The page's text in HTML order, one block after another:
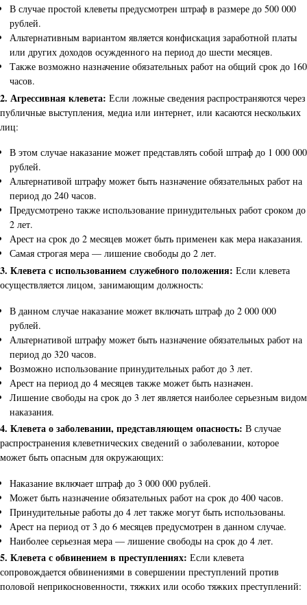
В случае простой клеветы предусмотрен штраф в размере до 500 000
рублей.
Альтернативным вариантом является конфискация заработной платы
или других доходов осужденного на период до шести месяцев.
Также возможно назначение обязательных работ на общий срок до 160
часов.
2. Агрессивная клевета: Если ложные сведения распространяются через
публичные выступления, медиа или интернет, или касаются нескольких
лиц:
В этом случае наказание может представлять собой штраф до 1 000 000
рублей.
Альтернативой штрафу может быть назначение обязательных работ на
период до 240 часов.
Предусмотрено также использование принудительных работ сроком до
2 лет.
Арест на срок до 2 месяцев может быть применен как мера наказания.
Самая строгая мера — лишение свободы до 2 лет.
3. Клевета с использованием служебного положения: Если клевета
осуществляется лицом, занимающим должность:
В данном случае наказание может включать штраф до 2 000 000
рублей.
Альтернативой штрафу может быть назначение обязательных работ на
период до 320 часов.
Возможно использование принудительных работ до 3 лет.
Арест на период до 4 месяцев также может быть назначен.
Лишение свободы на срок до 3 лет является наиболее серьезным видом
наказания.
4. Клевета о заболевании, представляющем опасность: В случае
распространения клеветнических сведений о заболевании, которое
может быть опасным для окружающих:
Наказание включает штраф до 3 000 000 рублей.
Может быть назначение обязательных работ на срок до 400 часов.
Принудительные работы до 4 лет также могут быть использованы.
Арест на период от 3 до 6 месяцев предусмотрен в данном случае.
Наиболее серьезная мера — лишение свободы на срок до 4 лет.
5. Клевета с обвинением в преступлениях: Если клевета
сопровождается обвинениями в совершении преступлений против
половой неприкосновенности, тяжких или особо тяжких преступлений: